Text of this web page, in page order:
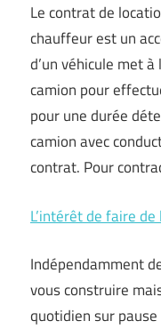
Le contrat de
chauffeur est un
d’un véhicule met
camion pour
pour une durée
camion avec
contrat. Pour
L’intérêt de faire
Indépendamment
vous construire
quotidien sur pause